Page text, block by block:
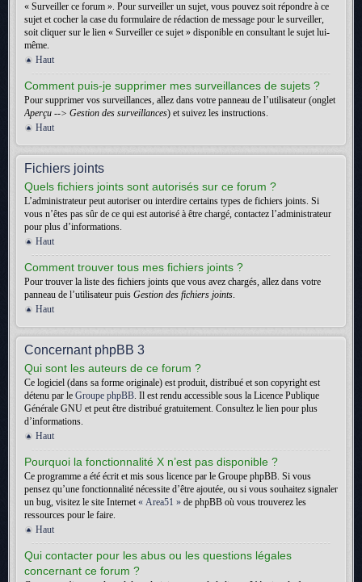
« Surveiller ce forum ». Pour surveiller un sujet, vous pouvez soit répondre à ce
sujet et cocher la case du formulaire de rédaction de message pour le surveiller,
soit cliquer sur le lien « Surveiller ce sujet » disponible en consultant le sujet lui-
même.
Haut
Comment puis-je supprimer mes surveillances de sujets ?
Pour supprimer vos surveillances, allez dans votre panneau de l’utilisateur (onglet
Aperçu --> Gestion des surveillances) et suivez les instructions.
Haut
Fichiers joints
Quels fichiers joints sont autorisés sur ce forum ?
L’administrateur peut autoriser ou interdire certains types de fichiers joints. Si
vous n’êtes pas sûr de ce qui est autorisé à être chargé, contactez l’administrateur
pour plus d’informations.
Haut
Comment trouver tous mes fichiers joints ?
Pour trouver la liste des fichiers joints que vous avez chargés, allez dans votre
panneau de l’utilisateur puis Gestion des fichiers joints.
Haut
Concernant phpBB 3
Qui sont les auteurs de ce forum ?
Ce logiciel (dans sa forme originale) est produit, distribué et son copyright est
détenu par le Groupe phpBB. Il est rendu accessible sous la Licence Publique
Générale GNU et peut être distribué gratuitement. Consultez le lien pour plus
d’informations.
Haut
Pourquoi la fonctionnalité X n’est pas disponible ?
Ce programme a été écrit et mis sous licence par le Groupe phpBB. Si vous
pensez qu’une fonctionnalité nécessite d’être ajoutée, ou si vous souhaitez signaler
un bug, visitez le site Internet« Area51 » de phpBB où vous trouverez les
ressources pour le faire.
Haut
Qui contacter pour les abus ou les questions légales
concernant ce forum ?